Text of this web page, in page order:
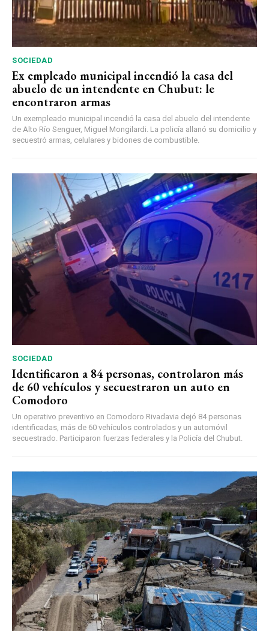
SOCIEDAD
Ex empleado municipal incendió la casa del
abuelo de un intendente en Chubut: le
encontraron armas
Un exempleado municipal incendió la casa del abuelo del intendente
de Alto Río Senguer, Miguel Mongilardi. La policía allanó su domicilio y
secuestró armas, celulares y bidones de combustible.
SOCIEDAD
Identificaron a 84 personas, controlaron más
de 60 vehículos y secuestraron un auto en
Comodoro
Un operativo preventivo en Comodoro Rivadavia dejó 84 personas
identificadas, más de 60 vehículos controlados y un automóvil
secuestrado. Participaron fuerzas federales y la Policía del Chubut.